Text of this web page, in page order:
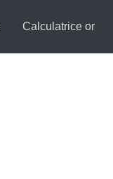
Calculatrice or